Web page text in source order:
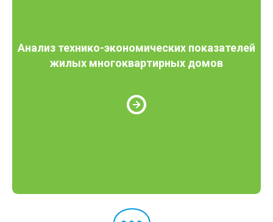
Анализ технико-экономических показателей
жилых многоквартирных домов